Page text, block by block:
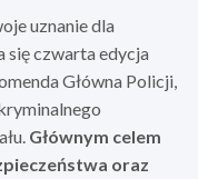
uznanie dla
się czwarta edycja
Główna Policji,
Głównym celem
oraz